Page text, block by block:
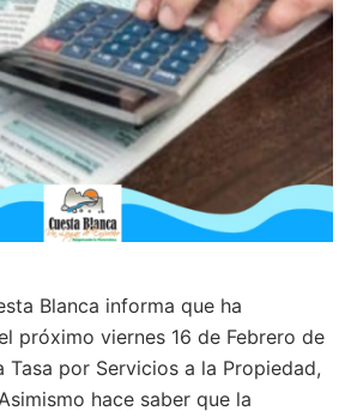
Blanca informa que ha
próximo viernes 16 de Febrero de
por Servicios a la Propiedad,
hace saber que la